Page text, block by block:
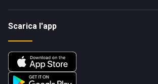
Scarica l'app